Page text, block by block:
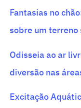
Fantasias no
sobre um terreno
Odisseia ao ar
diversão nas
Excitação